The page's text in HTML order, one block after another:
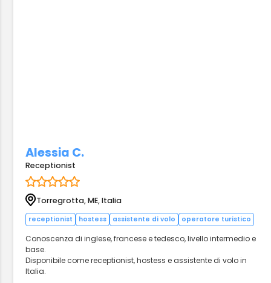
Alessia C.
Receptionist
Torregrotta, ME, Italia
receptionist hostess assistente di volo operatore turistico
Conoscenza di inglese, francese e tedesco, livello intermedio e
base.
Disponibile come receptionist, hostess e assistente di volo in
Italia.